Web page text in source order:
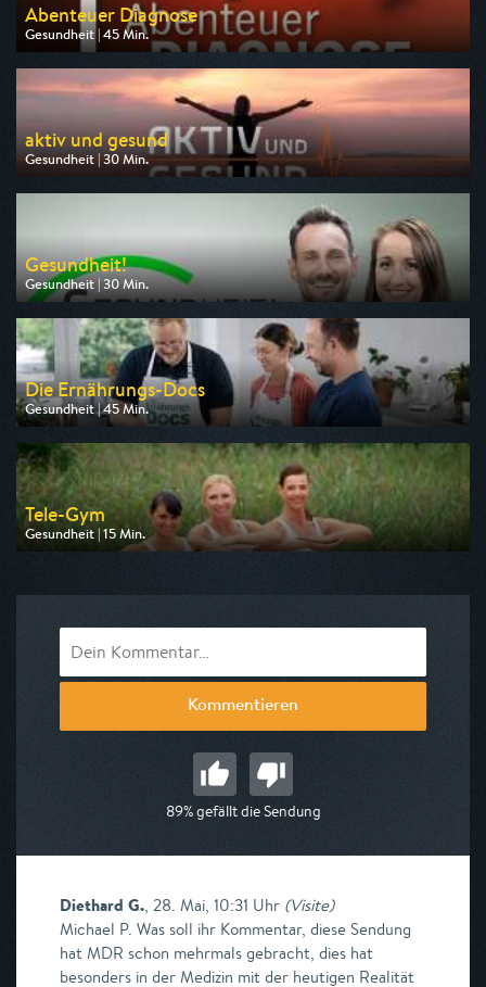
Abenteuer Diagnose
Gesundheit | 45 Min.
Ausgestrahlt von HR
am 10.08.2026, 20:15
aktiv und gesund
Gesundheit | 30 Min.
Ausgestrahlt von ARD alpha
am 10.08.2026, 10:30
Gesundheit!
Gesundheit | 30 Min.
Ausgestrahlt von BR
am 11.08.2026, 19:00
Die Ernährungs-Docs
Gesundheit | 45 Min.
Ausgestrahlt von SR Fernsehen
am 12.08.2026, 21:00
Tele-Gym
Gesundheit | 15 Min.
Ausgestrahlt von BR
Kommentieren
89% gefällt die Sendung
Diethard G., 28. Mai, 10:31 Uhr (Visite)
Michael P. Was soll ihr Kommentar, diese Sendung
hat MDR schon mehrmals gebracht, dies hat
besonders in der Medizin mit der heutigen Realität